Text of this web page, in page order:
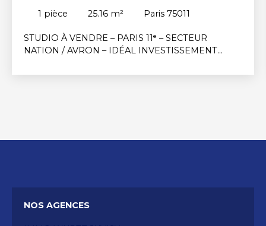
1 pièce 25.16 m² Paris 75011
STUDIO À VENDRE – PARIS 11ᵉ – SECTEUR
NATION / AVRON – IDÉAL INVESTISSEMENT
recherché 11ᵉ arrondissement de Paris, à
aux principaux quartiers de la capitale grâce aux
NOS AGENCES